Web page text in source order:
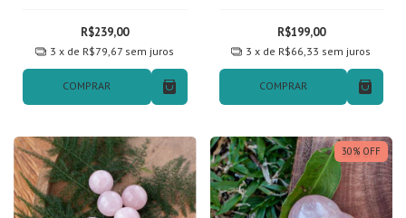
R$239,00
3 x de R$79,67 sem juros
COMPRAR
R$199,00
3 x de R$66,33 sem juros
COMPRAR
30% OFF